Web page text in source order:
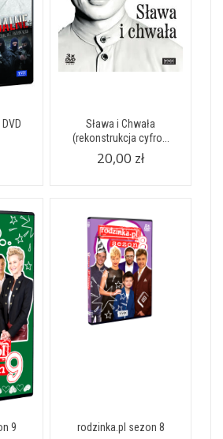
Sława i Chwała
(rekonstrukcja cyfro...
20,00 zł
9 rodzinka.pl sezon 8